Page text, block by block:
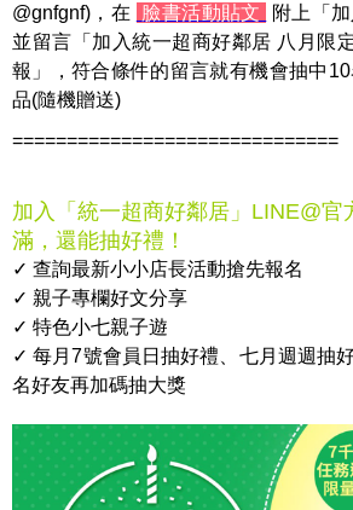
@gnfgnf)，在
臉書活動貼文
附上「
並留言「加入統一超商好鄰居 八月限
報」，符合條件的留言就有機會抽中
品(隨機贈送)
==============================
加入「統一超商好鄰居」LINE@官
滿，還能抽好禮！
✓ 查詢最新小小店長活動搶先報名
✓ 親子專欄好文分享
✓ 特色小七親子遊
✓ 每月7號會員日抽好禮、七月週週抽
名好友再加碼抽大獎